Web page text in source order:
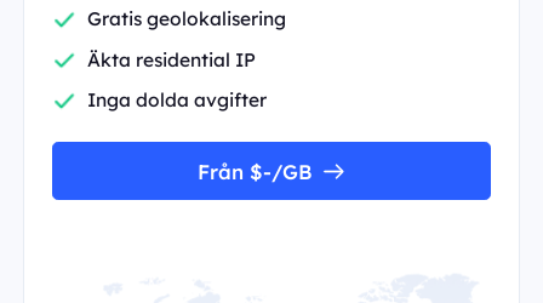
Gratis geolokalisering
Äkta residential IP
Inga dolda avgifter
Från $-/GB